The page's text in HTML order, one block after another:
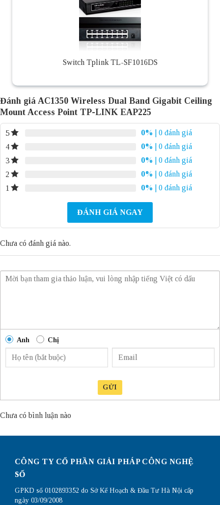
Switch Tplink TL-SF1016DS
Đánh giá AC1350 Wireless Dual Band Gigabit Ceiling
Mount Access Point TP-LINK EAP225
5 0%
| 0 đánh giá
4
0%
| 0 đánh giá
3
0%
| 0 đánh giá
2
0%
| 0 đánh giá
1
0% | 0 đánh giá
ĐÁNH GIÁ NGAY
Chưa có đánh giá nào.
Anh Chị
GỬI
Chưa có bình luận nào
CÔNG TY CỔ PHẦN GIẢI PHÁP CÔNG NGHỆ
SỐ
GPKD số 0102893352 do Sở Kế Hoạch & Đầu Tư Hà Nội cấp
ngày 03/09/2008